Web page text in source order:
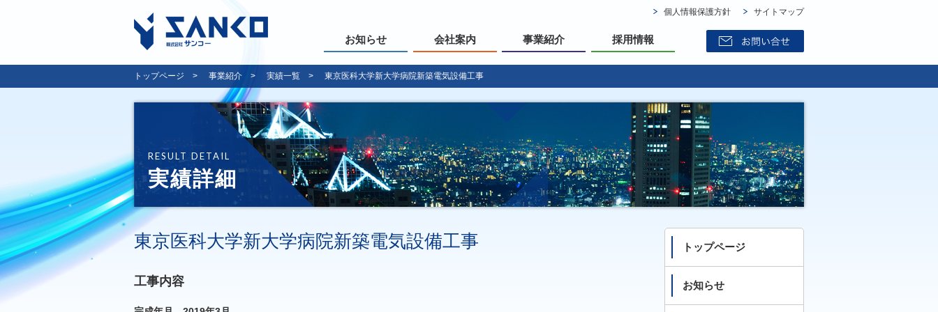
個人情報保護方針 サイトマップ
お知らせ 会社案内 事業紹介 採用情報
トップページ 事業紹介 実績一覧 東京医科大学新大学病院新築電気設備工事
RESULT DETAIL
実績詳細
東京医科大学新大学病院新築電気設備工事
工事内容
トップページ
お知らせ